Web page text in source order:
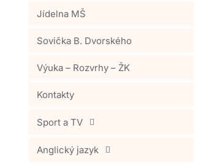
Jídelna MŠ
Sovička B. Dvorského
Výuka – Rozvrhy – ŽK
Kontakty
Sport a TV
Anglický jazyk